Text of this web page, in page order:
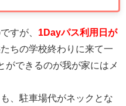
すが、 1Dayパス利用日が
ちの学校終わりに来て一
ができるのが我が家にはメ
、駐車場代がネックとな